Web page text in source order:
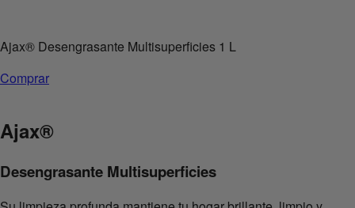
Ajax® Desengrasante Multisuperficies 1 L
Comprar
Ajax®
Desengrasante Multisuperficies